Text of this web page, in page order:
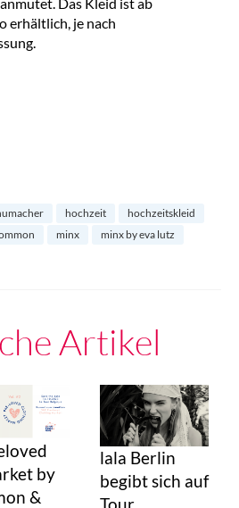
erhältlich, je nach
hochzeit
hochzeitskleid
minx
minx by eva lutz
Artikel
by
&
lala Berlin
begibt sich auf